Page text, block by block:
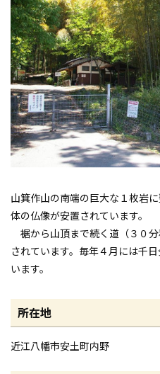
山箕作山の南端の巨大な１枚岩
体の仏像が安置されています。
裾から山頂まで続く道（３０
されています。毎年４月には千
います。
所在地
近江八幡市安土町内野